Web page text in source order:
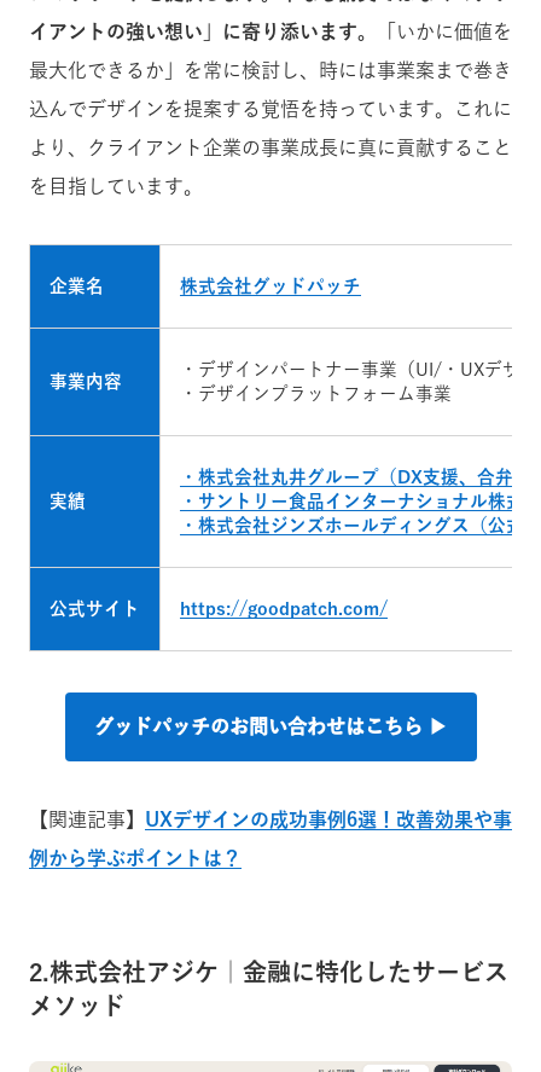
イアントの強い想い」に寄り添います。
「いかに価値を
最大化できるか」を常に検討し、時には事業案まで巻き
込んでデザインを提案する覚悟を持っています。これに
より、クライアント企業の事業成長に真に貢献すること
を目指しています。
企業名 株式会社グッドパッチ
事業内容
・デザインパートナー事業（UI/・UXデザ
・デザインプラットフォーム事業
実績
・株式会社丸井グループ（DX支援、合弁会
・サントリー食品インターナショナル株式
・株式会社ジンズホールディングス（公式
公式サイト https://goodpatch.com/
グッドパッチのお問い合わせはこちら ▶︎
【関連記事】 UXデザインの成功事例6選！改善効果や事
例から学ぶポイントは？
2.株式会社アジケ｜金融に特化したサービス
メソッド